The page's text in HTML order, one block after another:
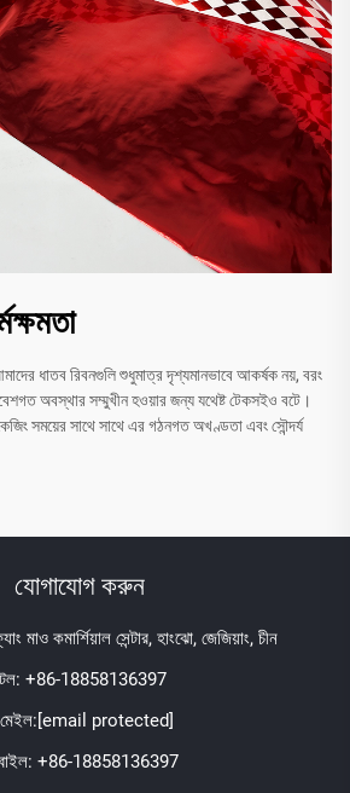
ধাতব রিবনগুলি শুধুমাত্র দৃশ্যমানভাবে আকর্ষক নয়, বরং
অবস্থার সম্মুখীন হওয়ার জন্য যথেষ্ট টেকসইও বটে।
সময়ের সাথে সাথে এর গঠনগত অখণ্ডতা এবং সৌন্দর্য
যোগাযোগ করুন
মাও কমার্শিয়াল সেন্টার, হাংঝো, জেজিয়াং, চীন
+86-18858136397
[email protected]
+86-18858136397